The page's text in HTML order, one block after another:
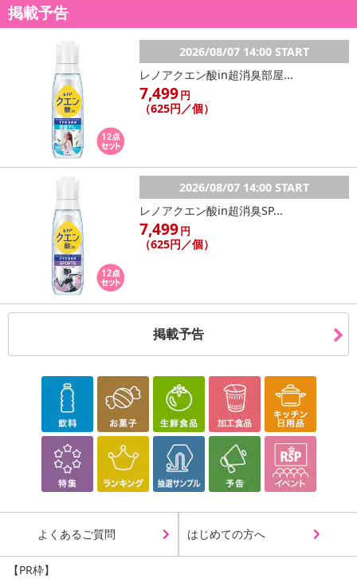
掲載予告
2026/08/07 14:00 START
レノアクエン酸in超消臭部屋...
7,499円
（625円／個）
2026/08/07 14:00 START
レノアクエン酸in超消臭SP...
7,499円
（625円／個）
掲載予告
よくあるご質問 はじめての方へ
【PR枠】